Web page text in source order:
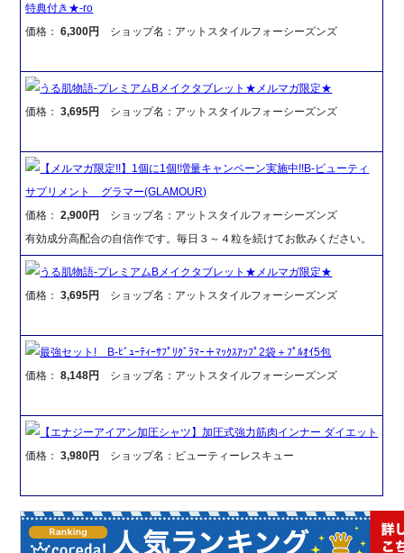
特典付き★-ro
価格：6,300円 ショップ名：アットスタイルフォーシーズンズ
うる肌物語-プレミアムBメイクタブレット★メルマガ限定★
価格：3,695円 ショップ名：アットスタイルフォーシーズンズ
【メルマガ限定!!】1個に1個!増量キャンペーン実施中!!B-ビューティ
サプリメント グラマー(GLAMOUR)
価格：2,900円
ショップ名：アットスタイルフォーシーズンズ
有効成分高配合の自信作です。毎日３～４粒を続けてお飲みください。
うる肌物語-プレミアムBメイクタブレット★メルマガ限定★
価格：3,695円 ショップ名：アットスタイルフォーシーズンズ
最強セット! B-ﾋﾞｭｰﾃｨｰｻﾌﾟﾘｸﾞﾗﾏｰ＋ﾏｯｸｽｱｯﾌﾟ2袋＋ﾌﾟﾙｵｲ5包
価格：8,148円 ショップ名：アットスタイルフォーシーズンズ
【エナジーアイアン加圧シャツ】加圧式強力筋肉インナー ダイエット
価格：3,980円 ショップ名：ビューティーレスキュー